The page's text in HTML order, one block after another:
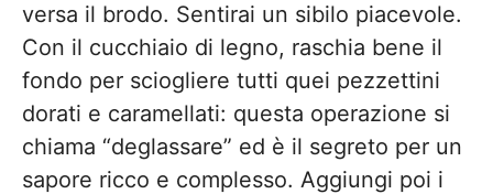
versa il brodo. Sentirai un sibilo piacevole.
Con il cucchiaio di legno, raschia bene il
fondo per sciogliere tutti quei pezzettini
dorati e caramellati: questa operazione si
chiama “deglassare” ed è il segreto per un
sapore ricco e complesso. Aggiungi poi i